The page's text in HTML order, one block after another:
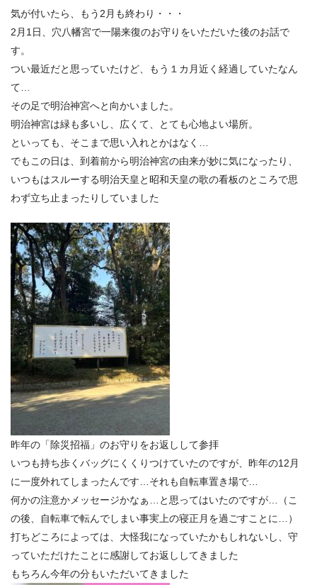
気が付いたら、もう2月も終わり・・・
2月1日、穴八幡宮で一陽来復のお守りをいただいた後のお話で
す。
つい最近だと思っていたけど、もう１カ月近く経過していたなん
て…
その足で明治神宮へと向かいました。
明治神宮は緑も多いし、広くて、とても心地よい場所。
といっても、そこまで思い入れとかはなく…
でもこの日は、到着前から明治神宮の由来が妙に気になったり、
いつもはスルーする明治天皇と昭和天皇の歌の看板のところで思
わず立ち止まったりしていました
昨年の「除災招福」のお守りをお返しして参拝
いつも持ち歩くバッグにくくりつけていたのですが、昨年の12月
に一度外れてしまったんです…それも自転車置き場で…
何かの注意かメッセージかなぁ…と思ってはいたのですが…（こ
の後、自転車で転んでしまい事実上の寝正月を過ごすことに…
）
打ちどころによっては、大怪我になっていたかもしれないし、守
っていただけたことに感謝してお返ししてきました
もちろん今年の分もいただいてきました